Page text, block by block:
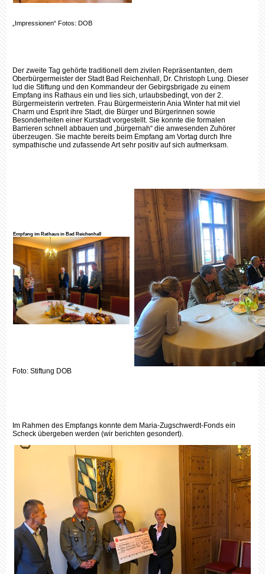
„Impressionen“ Fotos: DOB
Der zweite Tag gehörte traditionell dem zivilen Repräsentanten, dem
Oberbürgermeister der Stadt Bad Reichenhall, Dr. Christoph Lung. Dieser
lud die Stiftung und den Kommandeur der Gebirgsbrigade zu einem
Empfang ins Rathaus ein und lies sich, urlaubsbedingt, von der 2.
Bürgermeisterin vertreten. Frau Bürgermeisterin Ania Winter hat mit viel
Charm und Esprit ihre Stadt, die Bürger und Bürgerinnen sowie
Besonderheiten einer Kurstadt vorgestellt. Sie konnte die formalen
Barrieren schnell abbauen und „bürgernah“ die anwesenden Zuhörer
überzeugen. Sie machte bereits beim Empfang am Vortag durch Ihre
sympathische und zufassende Art sehr positiv auf sich aufmerksam.
Empfang im Rathaus in Bad Reichenhall
Foto: Stiftung DOB
Im Rahmen des Empfangs konnte dem Maria-Zugschwerdt-Fonds ein
Scheck übergeben werden (wir berichten gesondert).